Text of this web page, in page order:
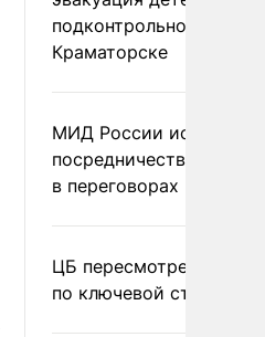
подконтрольном Киеву
Краматорске
МИД России исключил
посредничество
в переговорах по
ЦБ пересмотрел
по ключевой ставке